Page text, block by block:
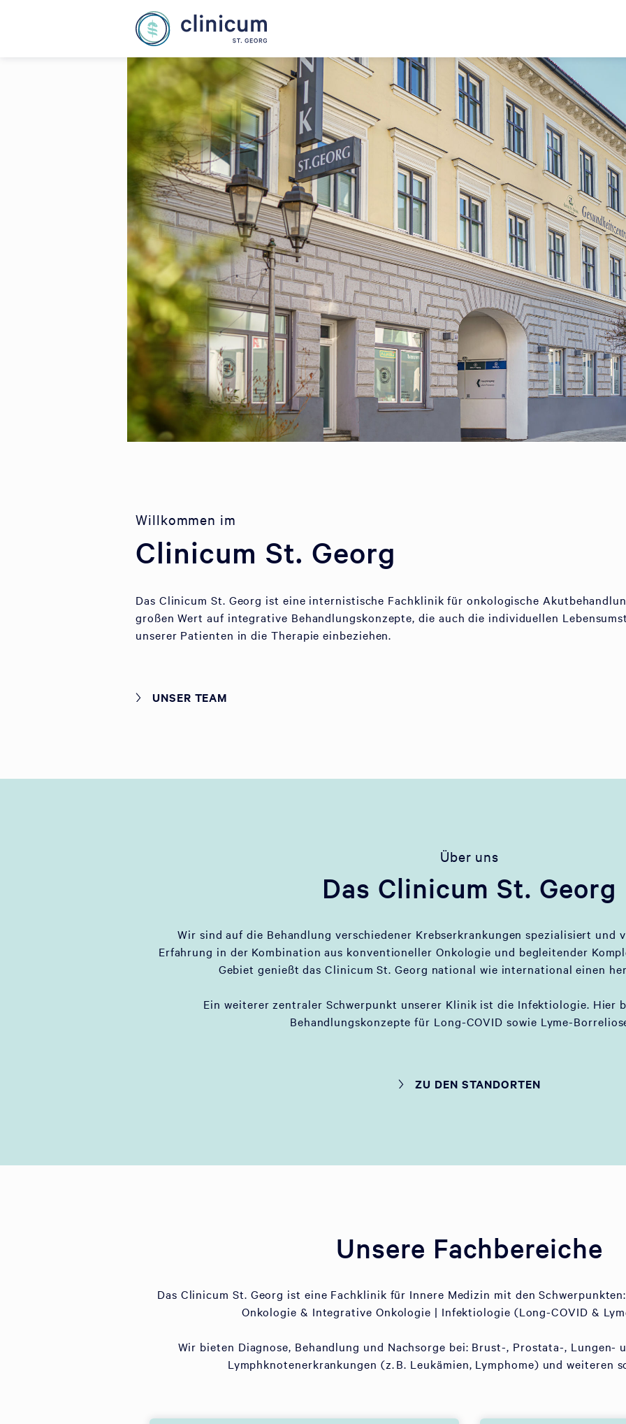
Willkommen im
Clinicum St. Georg
Das Clinicum St. Georg ist eine internistische Fachklinik für onkologische
großen Wert auf integrative Behandlungskonzepte, die auch die individuellen
unserer Patienten in die Therapie einbeziehen.
UNSER TEAM
Über uns
Das Clinicum St. Georg
Wir sind auf die Behandlung verschiedener Krebserkrankungen spezialisiert und
Erfahrung in der Kombination aus konventioneller Onkologie und begleitender
Gebiet genießt das Clinicum St. Georg national wie international einen
Ein weiterer zentraler Schwerpunkt unserer Klinik ist die Infektiologie. Hier
Behandlungskonzepte für Long-COVID sowie Lyme-
ZU DEN STANDORTEN
Unsere Fachbereiche
Das Clinicum St. Georg ist eine Fachklinik für Innere Medizin mit den
Onkologie & Integrative Onkologie | Infektiologie (Long-COVID &
Wir bieten Diagnose, Behandlung und Nachsorge bei: Brust-, Prostata-, Lungen-
Lymphknotenerkrankungen (z. B. Leukämien, Lymphome) und weiteren